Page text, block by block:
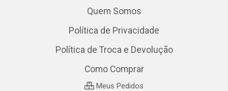
Quem Somos
Política de Privacidade
Política de Troca e Devolução
Como Comprar
Meus Pedidos